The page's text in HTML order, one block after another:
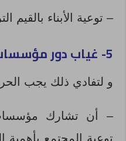
– توعية الأبناء بالقيم
5- غياب دور مؤسسات المجتمع المحلي
و لتفادي ذلك يجب
– أن تشارك
توعية المجتمع